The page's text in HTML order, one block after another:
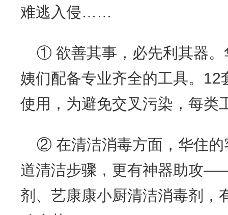
难逃入侵……
① 欲善其事，必先利其器
姨们配备专业齐全的工具。
使用，为避免交叉污染，每类
② 在清洁消毒方面，华住
道清洁步骤，更有神器助攻
剂、艺康康小厨清洁消毒剂，